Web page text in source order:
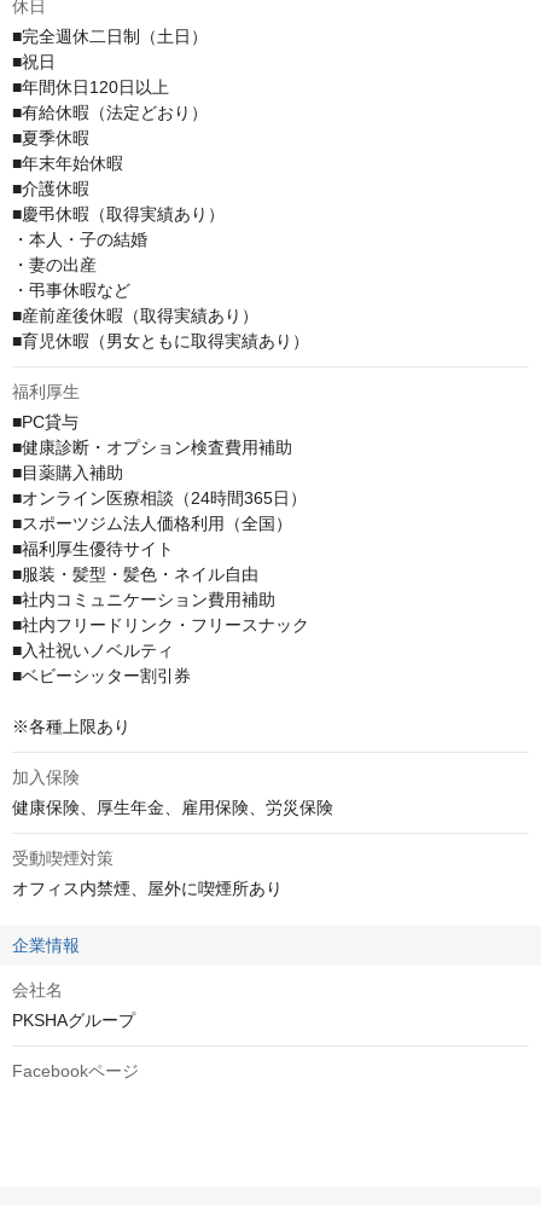
休日
■完全週休二日制（土日）
■祝日
■年間休日120日以上
■有給休暇（法定どおり）
■夏季休暇
■年末年始休暇
■介護休暇
■慶弔休暇（取得実績あり）
・本人・子の結婚
・妻の出産
・弔事休暇など
■産前産後休暇（取得実績あり）
■育児休暇（男女ともに取得実績あり）
福利厚生
■PC貸与
■健康診断・オプション検査費用補助
■目薬購入補助
■オンライン医療相談（24時間365日）
■スポーツジム法人価格利用（全国）
■福利厚生優待サイト
■服装・髪型・髪色・ネイル自由
■社内コミュニケーション費用補助
■社内フリードリンク・フリースナック
■入社祝いノベルティ
■ベビーシッター割引券
※各種上限あり
加入保険
健康保険、厚生年金、雇用保険、労災保険
受動喫煙対策
オフィス内禁煙、屋外に喫煙所あり
企業情報
会社名
PKSHAグループ
Facebookページ